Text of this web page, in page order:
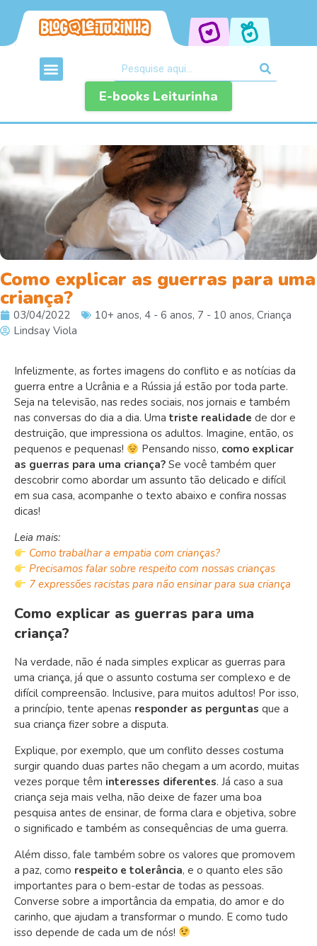
E-books Leiturinha
Como explicar as guerras para uma
criança?
03/04/2022 10+ anos, 4 - 6 anos, 7 - 10 anos, Criança
Lindsay Viola
Infelizmente, as fortes imagens do conflito e as notícias da
guerra entre a Ucrânia e a Rússia já estão por toda parte.
Seja na televisão, nas redes sociais, nos jornais e também
nas conversas do dia a dia. Uma triste realidade de dor e
destruição, que impressiona os adultos. Imagine, então, os
pequenos e pequenas!
Pensando nisso, como explicar
as guerras para uma criança? Se você também quer
descobrir como abordar um assunto tão delicado e difícil
em sua casa, acompanhe o texto abaixo e confira nossas
dicas!
Leia mais:
Como trabalhar a empatia com crianças?
Precisamos falar sobre respeito com nossas crianças
7 expressões racistas para não ensinar para sua criança
Como explicar as guerras para uma
criança?
Na verdade, não é nada simples explicar as guerras para
uma criança, já que o assunto costuma ser complexo e de
difícil compreensão. Inclusive, para muitos adultos! Por isso,
a princípio, tente apenas responder as perguntas que a
sua criança fizer sobre a disputa.
Explique, por exemplo, que um conflito desses costuma
surgir quando duas partes não chegam a um acordo, muitas
vezes porque têm interesses diferentes. Já caso a sua
criança seja mais velha, não deixe de fazer uma boa
pesquisa antes de ensinar, de forma clara e objetiva, sobre
o significado e também as consequências de uma guerra.
Além disso, fale também sobre os valores que promovem
a paz, como respeito e tolerância, e o quanto eles são
importantes para o bem-estar de todas as pessoas.
Converse sobre a importância da empatia, do amor e do
carinho, que ajudam a transformar o mundo. E como tudo
isso depende de cada um de nós!